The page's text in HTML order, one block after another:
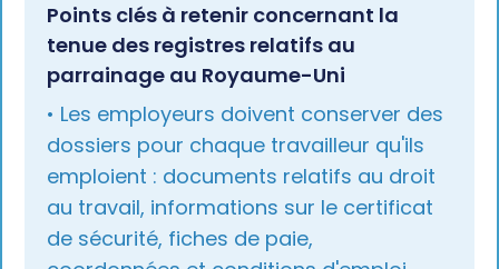
Points clés à retenir concernant la
tenue des registres relatifs au
parrainage au Royaume-Uni
• Les employeurs doivent conserver des
dossiers pour chaque travailleur qu'ils
emploient : documents relatifs au droit
au travail, informations sur le certificat
de sécurité, fiches de paie,